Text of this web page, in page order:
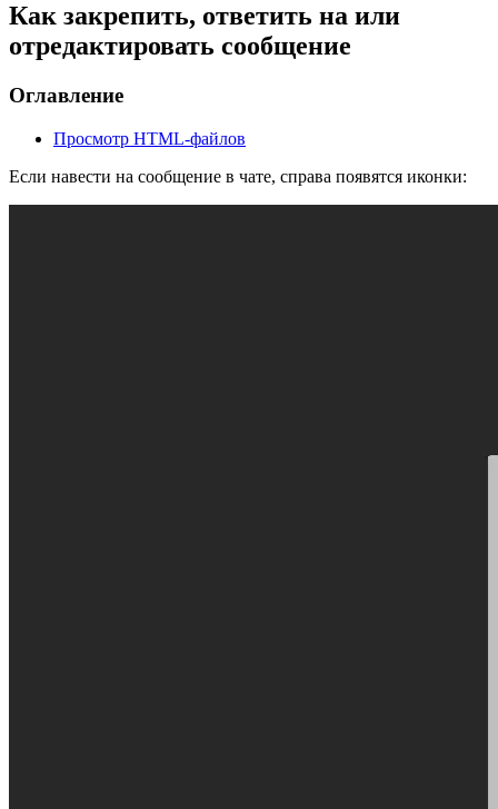
Как закрепить, ответить на или
отредактировать сообщение
Оглавление
Просмотр HTML-файлов
Если навести на сообщение в чате, справа появятся иконки: